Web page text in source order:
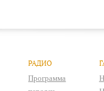
РАДИО
Программа